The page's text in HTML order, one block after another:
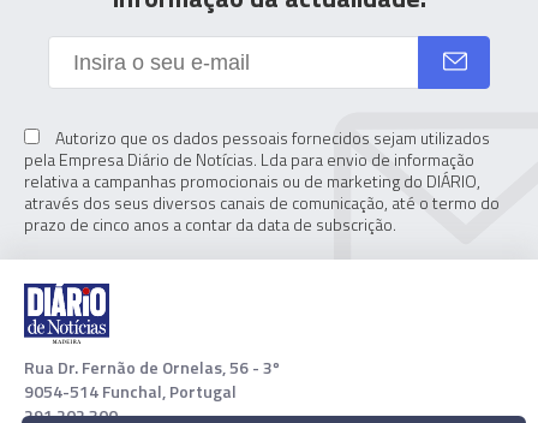
Autorizo que os dados pessoais fornecidos sejam utilizados
pela Empresa Diário de Notícias. Lda para envio de informação
relativa a campanhas promocionais ou de marketing do DIÁRIO,
através dos seus diversos canais de comunicação, até o termo do
prazo de cinco anos a contar da data de subscrição.
Rua Dr. Fernão de Ornelas, 56 - 3º
9054-514 Funchal, Portugal
291 202 300